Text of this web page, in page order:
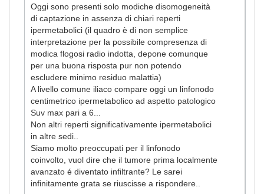
Oggi sono presenti solo modiche disomogeneità
di captazione in assenza di chiari reperti
ipermetabolici (il quadro è di non semplice
interpretazione per la possibile compresenza di
modica flogosi radio indotta, depone comunque
per una buona risposta pur non potendo
escludere minimo residuo malattia)
A livello comune iliaco compare oggi un linfonodo
centimetrico ipermetabolico ad aspetto patologico
Suv max pari a 6...
Non altri reperti significativamente ipermetabolici
in altre sedi..
Siamo molto preoccupati per il linfonodo
coinvolto, vuol dire che il tumore prima localmente
avanzato é diventato infiltrante? Le sarei
infinitamente grata se riuscisse a rispondere..